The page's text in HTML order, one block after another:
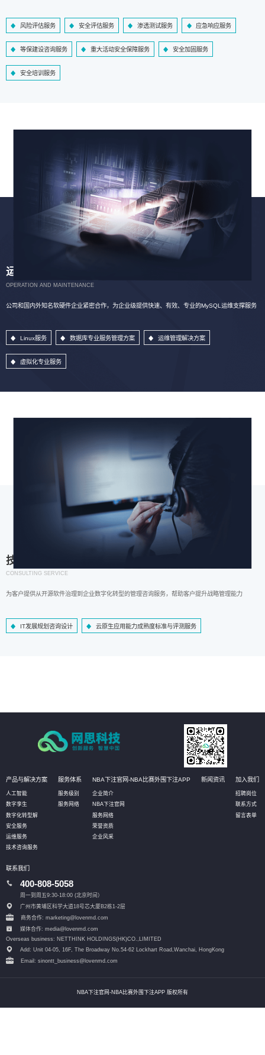
风险评估服务 安全评估服务 渗透测试服务 应急响应服务
等保建设咨询服务 重大活动安全保障服务 安全加固服务
安全培训服务
运维服务
OPERATION AND MAINTENANCE
公司和国内外知名软硬件企业紧密合作，为企业级提供快速、有效、专业的MySQL运维支撑服务
Linux服务 数据库专业服务管理方案 运维管理解决方案
虚拟化专业服务
技术咨询服务
CONSULTING SERVICE
为客户提供从开源软件治理到企业数字化转型的管理咨询服务，帮助客户提升战略管理能力
IT发展规划咨询设计 云原生应用能力成熟度标准与评测服务
产品与解决方案
人工智能
数字孪生
数字化转型解
安全服务
运维服务
技术咨询服务
服务体系
服务级别
服务网络
NBA下注官网-NBA比赛外围下注APP
企业简介
NBA下注官网
服务网络
荣誉资质
企业风采
新闻资讯 加入我们
招聘岗位
联系方式
留言表单
联系我们
400-808-5058
周一到周五9:30-18:00 (北京时间）
广州市黄埔区科学大道18号芯大厦B2栋1-2层
商务合作: marketing@lovenmd.com
媒体合作: media@lovenmd.com
Overseas business: NETTHINK HOLDINGS(HK)CO.,LIMITED
Add: Unit 04-05, 16F, The Broadway No.54-62 Lockhart Road, Wanchai, HongKong
Email: sinontt_business@lovenmd.com
NBA下注官网-NBA比赛外围下注APP 版权所有